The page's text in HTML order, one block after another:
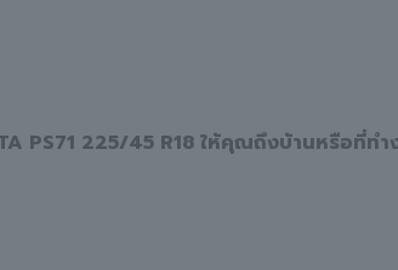
PS71 225/45 R18 ให้คุณถึงบ้านหรือที่ทำ